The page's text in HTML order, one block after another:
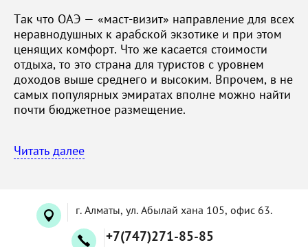
Так что ОАЭ — «маст-визит» направление для всех
неравнодушных к арабской экзотике и при этом
ценящих комфорт. Что же касается стоимости
отдыха, то это страна для туристов с уровнем
доходов выше среднего и высоким. Впрочем, в не
самых популярных эмиратах вполне можно найти
почти бюджетное размещение.
Читать далее
г. Алматы, ул. Абылай хана 105, офис 63.
+7(747)271-85-85